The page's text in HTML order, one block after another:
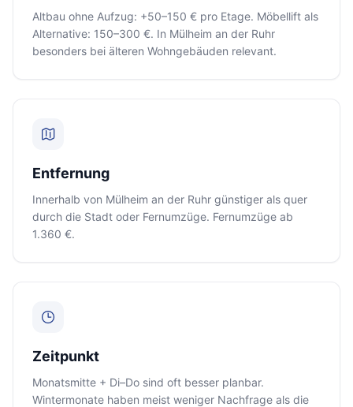
Altbau ohne Aufzug: +50–150 € pro Etage. Möbellift als
Alternative: 150–300 €. In Mülheim an der Ruhr
besonders bei älteren Wohngebäuden relevant.
Entfernung
Innerhalb von Mülheim an der Ruhr günstiger als quer
durch die Stadt oder Fernumzüge. Fernumzüge ab
1.360 €.
Zeitpunkt
Monatsmitte + Di–Do sind oft besser planbar.
Wintermonate haben meist weniger Nachfrage als die